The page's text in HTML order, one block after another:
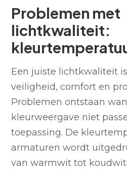
Problemen met
lichtkwaliteit:
Een juiste lichtkwaliteit
veiligheid, comfort en
Problemen ontstaan
kleurweergave niet
toepassing. De
armaturen wordt
van warmwit tot